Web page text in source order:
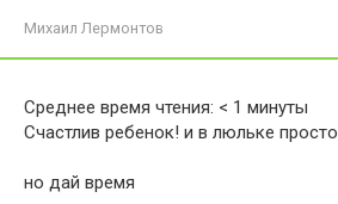
Михаил Лермонтов
Среднее время чтения: < 1 минуты
Счастлив ребенок! и в люльке
но дай время